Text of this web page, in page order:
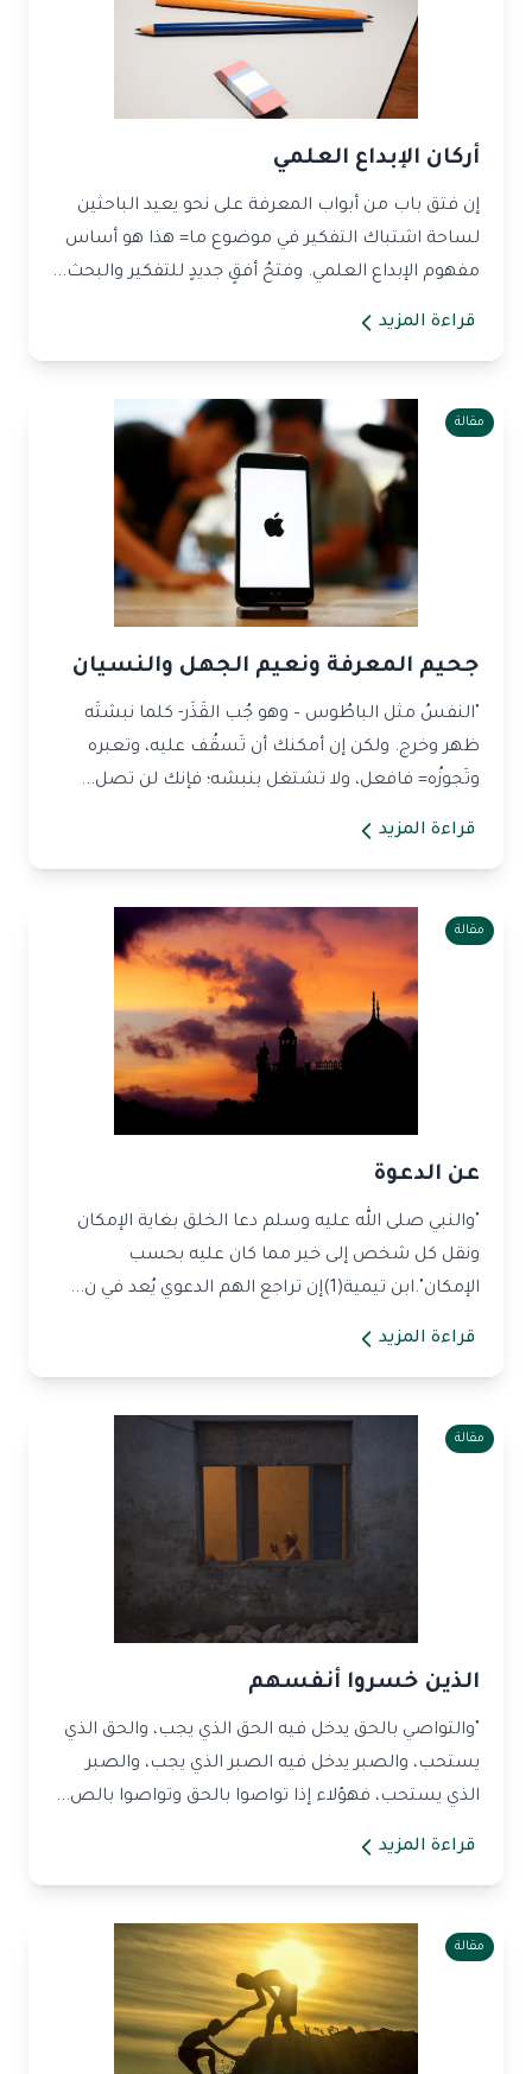
أركان الإبداع العلمي
إن فتق باب من أبواب المعرفة على نحو يعيد الباحثين
لساحة اشتباك التفكير في موضوع ما= هذا هو أساس
مفهوم الإبداع العلمي. وفتحُ أفقٍ جديدٍ للتفكير والبحث...
قراءة المزيد
مقالة
جحيم المعرفة ونعيم الجهل والنسيان
"النفسُ مثل الباطُوس – وهو جُب القَذَر- كلما نبشتَه
ظهر وخرج. ولكن إن أمكنك أن تَسقُف عليه، وتعبره
وتَجوزُه= فافعل، ولا تشتغل بنبشه؛ فإنك لن تصل...
قراءة المزيد
مقالة
عن الدعوة
"والنبي صلى الله عليه وسلم دعا الخلق بغاية الإمكان
ونقل كل شخص إلى خير مما كان عليه بحسب
الإمكان".ابن تيمية(1)إن تراجع الهم الدعوي يُعد في ن...
قراءة المزيد
مقالة
الذين خسروا أنفسهم
"والتواصي بالحق يدخل فيه الحق الذي يجب، والحق الذي
يستحب، والصبر يدخل فيه الصبر الذي يجب، والصبر
الذي يستحب، فهؤلاء إذا تواصوا بالحق وتواصوا بالص...
قراءة المزيد
مقالة